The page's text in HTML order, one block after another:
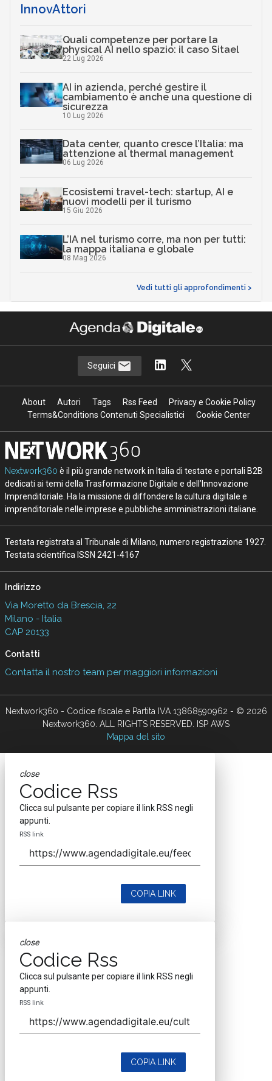
InnovAttori
Quali competenze per portare la
physical AI nello spazio: il caso Sitael
22 Lug 2026
AI in azienda, perché gestire il
cambiamento è anche una questione di
sicurezza
10 Lug 2026
Data center, quanto cresce l’Italia: ma
attenzione al thermal management
06 Lug 2026
Ecosistemi travel-tech: startup, AI e
nuovi modelli per il turismo
15 Giu 2026
L’IA nel turismo corre, ma non per tutti:
la mappa italiana e globale
08 Mag 2026
Vedi tutti gli approfondimenti >
Seguici
About Autori Tags Rss Feed
Privacy e Cookie Policy
Terms&Conditions Contenuti Specialistici
Cookie Center
Nextwork360 è il più grande network in Italia di testate e portali B2B
dedicati ai temi della Trasformazione Digitale e dell’Innovazione
Imprenditoriale. Ha la missione di diffondere la cultura digitale e
imprenditoriale nelle imprese e pubbliche amministrazioni italiane.
Testata registrata al Tribunale di Milano, numero registrazione 1927.
Testata scientifica ISSN 2421-4167
Indirizzo
Via Moretto da Brescia, 22
Milano - Italia
CAP 20133
Contatti
Contatta il nostro team per maggiori informazioni
Nextwork360 - Codice fiscale e Partita IVA 13868590962 - © 2026
Nextwork360. ALL RIGHTS RESERVED. ISP AWS
Mappa del sito
close
Codice Rss
Clicca sul pulsante per copiare il link RSS negli
appunti.
RSS link
COPIA LINK
close
Codice Rss
Clicca sul pulsante per copiare il link RSS negli
appunti.
RSS link
COPIA LINK